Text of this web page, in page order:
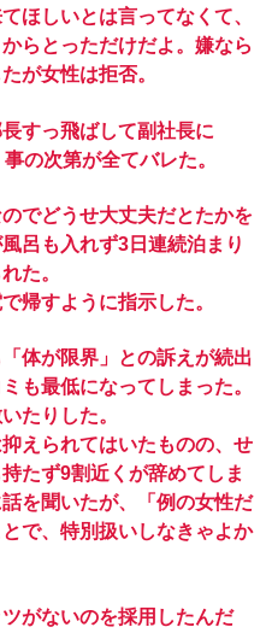
ほしいとは言ってなくて、
らとっただけだよ。嫌なら
が女性は拒否。
すっ飛ばして副社長に
の次第が全てバレた。
でどうせ大丈夫だとたかを
呂も入れず3日連続泊まり
た。
帰すように指示した。
体が限界」との訴えが続出
も最低になってしまった。
たりした。
えられてはいたものの、せ
たず9割近くが辞めてしま
を聞いたが、「例の女性だ
で、特別扱いしなきゃよか
がないのを採用したんだ